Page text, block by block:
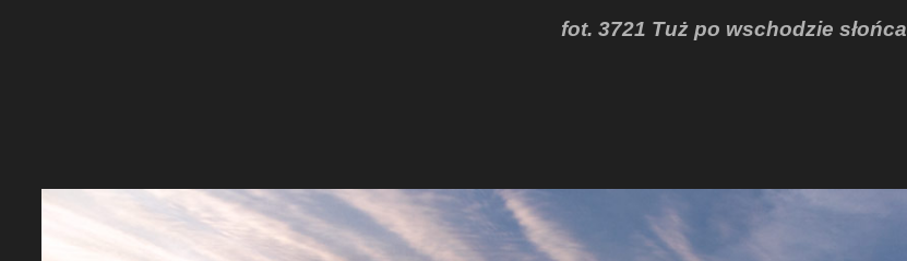
fot. 3721 Tuż po wschodzie słońca